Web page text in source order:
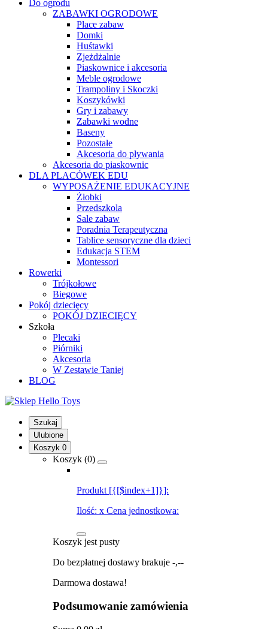
Do ogrodu
ZABAWKI OGRODOWE
Place zabaw
Domki
Huśtawki
Zjeżdżalnie
Piaskownice i akcesoria
Meble ogrodowe
Trampoliny i Skoczki
Koszykówki
Gry i zabawy
Zabawki wodne
Baseny
Pozostałe
Akcesoria do pływania
Akcesoria do piaskownic
DLA PLACÓWEK EDU
WYPOSAŻENIE EDUKACYJNE
Żłobki
Przedszkola
Sale zabaw
Poradnia Terapeutyczna
Tablice sensoryczne dla dzieci
Edukacja STEM
Montessori
Rowerki
Trójkołowe
Biegowe
Pokój dziecięcy
POKÓJ DZIECIĘCY
Szkoła
Plecaki
Piórniki
Akcesoria
W Zestawie Taniej
BLOG
Szukaj
Ulubione
Koszyk 0
Koszyk (0)
Produkt [{[$index+1]}]:
Ilość: x Cena jednostkowa:
Koszyk jest pusty
Do bezpłatnej dostawy brakuje -,--
Darmowa dostawa!
Podsumowanie zamówienia